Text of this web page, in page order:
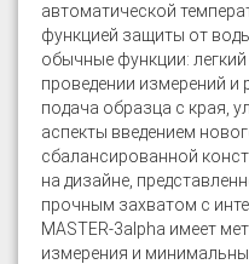
автоматической
функцией защиты от
обычные функции:
проведении измерений и
подача образца с края,
аспекты введением
сбалансированной
на дизайне,
прочным захватом с
MASTER-3аlpha имеет
измерения и